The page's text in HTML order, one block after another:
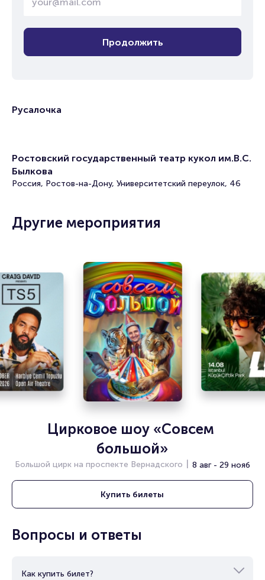
Продолжить
Русалочка
Ростовский государственный театр кукол им.В.С.
Былкова
Россия, Ростов-на-Дону, Университетский переулок, 46
Другие мероприятия
Цирковое шоу «Совсем
большой»
Большой цирк на проспекте Вернадского 8 авг - 29 нояб
Купить билеты
Вопросы и ответы
Как купить билет?